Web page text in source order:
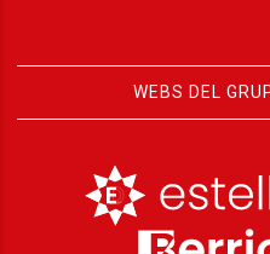
WEBS DEL